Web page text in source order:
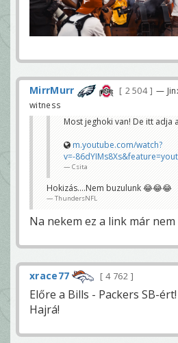
MirrMurr 2 504
—
witness
Most jeghoki van! De itt adja
m.youtube.com/watch?
v=-
Csita
Hokizás....Nem buzulunk 😂😂😂
ThundersNFL
Na nekem ez a link már nem
xrace77 4 762
Előre a Bills - Packers SB-ért!
Hajrá!